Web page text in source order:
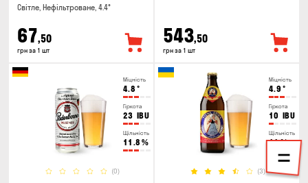
Світле, Нефільтроване, 4.4°
67,50
грн за 1 шт
543,50
грн за 1 шт
Міцність
4.8 °
Гіркота
23 IBU
Щільність
11.8 %
(0)
Міцність
4.9 °
Гіркота
10 IBU
Щільність
11%
(3)